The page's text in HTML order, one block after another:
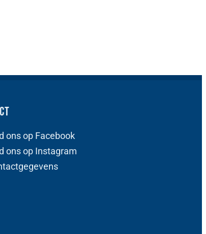
ons op Facebook
ons op Instagram